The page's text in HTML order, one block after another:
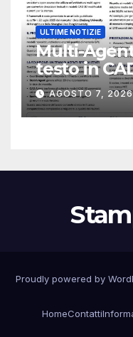
ULTIME NOTIZIE
Multi-
testo in
meno
AGOSTO 7,
Proudly powered by
HomeContatti